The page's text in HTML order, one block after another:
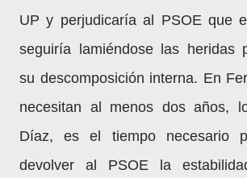
UP y perjudicaría al PSOE que
seguiría lamiéndose las heridas
su descomposición interna. En
necesitan al menos dos años,
Díaz, es el tiempo necesario
devolver al PSOE la